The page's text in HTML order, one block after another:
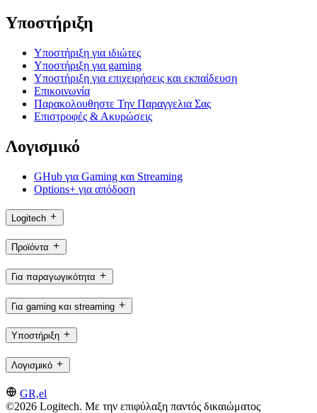
Υποστήριξη
Υποστήριξη για ιδιώτες
Υποστήριξη για gaming
Υποστήριξη για επιχειρήσεις και εκπαίδευση
Επικοινωνία
Παρακολουθηστε Την Παραγγελια Σας
Επιστροφές & Ακυρώσεις
Λογισμικό
GHub για Gaming και Streaming
Options+ για απόδοση
Logitech
Προϊόντα
Για παραγωγικότητα
Για gaming και streaming
Υποστήριξη
Λογισμικό
GR,el
©2026 Logitech. Με την επιφύλαξη παντός δικαιώματος